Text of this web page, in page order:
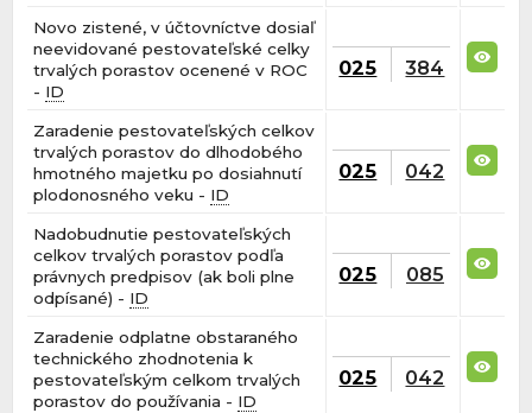
Novo zistené, v účtovníctve dosiaľ
neevidované pestovateľské celky
trvalých porastov ocenené v ROC
- ID
025 384
Zaradenie pestovateľských celkov
trvalých porastov do dlhodobého
hmotného majetku po dosiahnutí
plodonosného veku - ID
025 042
Nadobudnutie pestovateľských
celkov trvalých porastov podľa
právnych predpisov (ak boli plne
odpísané) - ID
025 085
Zaradenie odplatne obstaraného
technického zhodnotenia k
pestovateľským celkom trvalých
porastov do používania - ID
025 042